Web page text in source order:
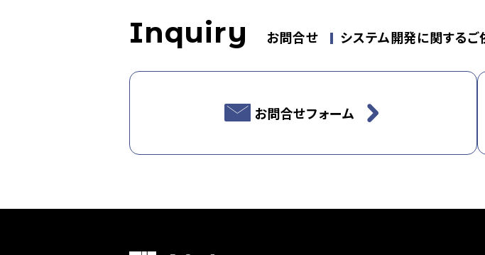
Inquiry お問合せ システム開発に関するご
お問合せフォーム